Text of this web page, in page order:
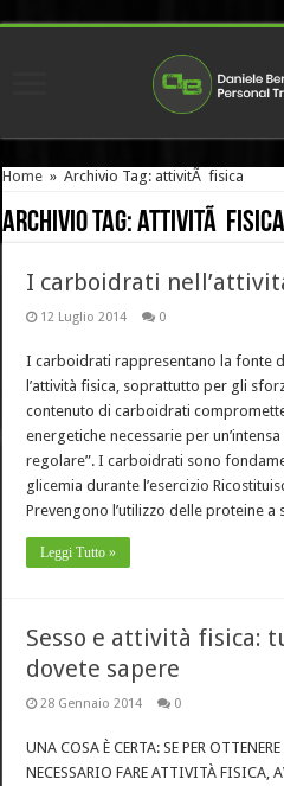
Home » Archivio Tag: attivitÃ fisica
Archivio Tag:attivitÃ fisica
I carboidrati
12 Luglio 2014 0
I carboidrati rappresentano la fonte
l’attività fisica, soprattutto per gli
contenuto di carboidrati
energetiche necessarie per
regolare”. I carboidrati sono
glicemia durante l’esercizio
Prevengono l’utilizzo delle proteine a
Leggi Tutto »
Sesso e attività fisica:
dovete sapere
28 Gennaio 2014 0
UNA COSA È CERTA: SE PER
NECESSARIO FARE ATTIVITÀ FISICA,